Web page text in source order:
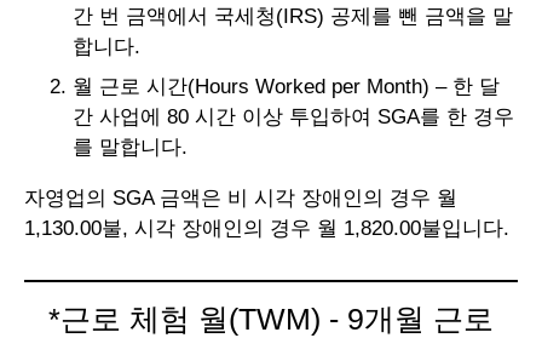
간 번 금액에서 국세청(IRS) 공제를 뺀 금액을 말
합니다.
월 근로 시간(Hours Worked per Month) – 한 달
간 사업에 80 시간 이상 투입하여 SGA를 한 경우
를 말합니다.
자영업의 SGA 금액은 비 시각 장애인의 경우 월
1,130.00불, 시각 장애인의 경우 월 1,820.00불입니다.
*근로 체험 월(TWM) - 9개월 근로